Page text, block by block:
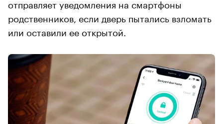
отправляет уведомления на смартфоны
родственников, если дверь пытались взломать
или оставили ее открытой.